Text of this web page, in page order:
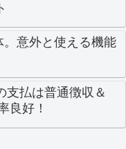
意外と使える機能
支払は普通徴収＆
良好！